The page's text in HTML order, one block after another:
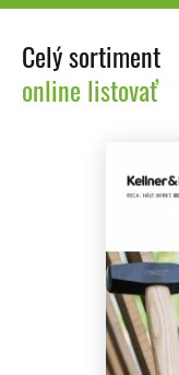
Celý sortiment
online listovať